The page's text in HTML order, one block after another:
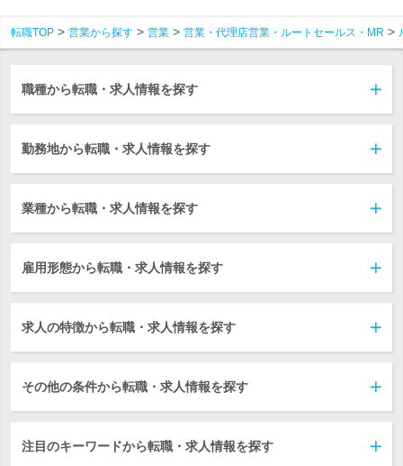
転職TOP 営業から探す 営業 営業・代理店営業・ルートセールス・MR
職種から転職・求人情報を探す
勤務地から転職・求人情報を探す
業種から転職・求人情報を探す
雇用形態から転職・求人情報を探す
求人の特徴から転職・求人情報を探す
その他の条件から転職・求人情報を探す
注目のキーワードから転職・求人情報を探す